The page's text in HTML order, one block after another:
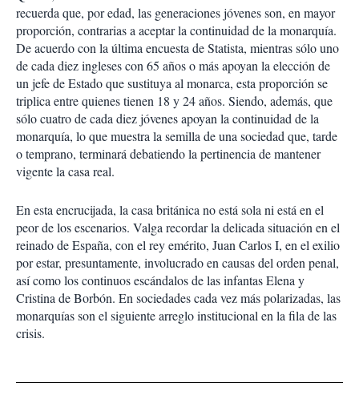
recuerda que, por edad, las generaciones jóvenes son, en mayor
proporción, contrarias a aceptar la continuidad de la monarquía.
De acuerdo con la última encuesta de Statista, mientras sólo uno
de cada diez ingleses con 65 años o más apoyan la elección de
un jefe de Estado que sustituya al monarca, esta proporción se
triplica entre quienes tienen 18 y 24 años. Siendo, además, que
sólo cuatro de cada diez jóvenes apoyan la continuidad de la
monarquía, lo que muestra la semilla de una sociedad que, tarde
o temprano, terminará debatiendo la pertinencia de mantener
vigente la casa real.
En esta encrucijada, la casa británica no está sola ni está en el
peor de los escenarios. Valga recordar la delicada situación en el
reinado de España, con el rey emérito, Juan Carlos I, en el exilio
por estar, presuntamente, involucrado en causas del orden penal,
así como los continuos escándalos de las infantas Elena y
Cristina de Borbón. En sociedades cada vez más polarizadas, las
monarquías son el siguiente arreglo institucional en la fila de las
crisis.